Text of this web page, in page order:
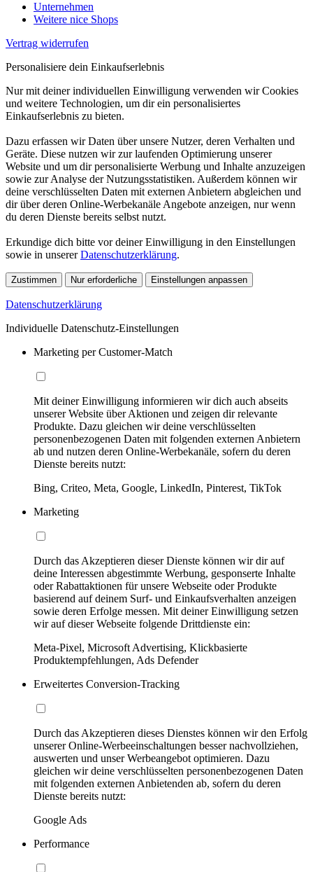
Unternehmen
Weitere nice Shops
Vertrag widerrufen
Personalisiere dein Einkaufserlebnis
Nur mit deiner individuellen Einwilligung verwenden wir Cookies
und weitere Technologien, um dir ein personalisiertes
Einkaufserlebnis zu bieten.
Dazu erfassen wir Daten über unsere Nutzer, deren Verhalten und
Geräte. Diese nutzen wir zur laufenden Optimierung unserer
Website und um dir personalisierte Werbung und Inhalte anzuzeigen
sowie zur Analyse der Nutzungsstatistiken. Außerdem können wir
deine verschlüsselten Daten mit externen Anbietern abgleichen und
dir über deren Online-Werbekanäle Angebote anzeigen, nur wenn
du deren Dienste bereits selbst nutzt.
Erkundige dich bitte vor deiner Einwilligung in den Einstellungen
sowie in unsererDatenschutzerklärung.
Zustimmen Nur erforderliche Einstellungen anpassen
Datenschutzerklärung
Individuelle Datenschutz-Einstellungen
Marketing per Customer-Match
Mit deiner Einwilligung informieren wir dich auch abseits
unserer Website über Aktionen und zeigen dir relevante
Produkte. Dazu gleichen wir deine verschlüsselten
personenbezogenen Daten mit folgenden externen Anbietern
ab und nutzen deren Online-Werbekanäle, sofern du deren
Dienste bereits nutzt:
Bing, Criteo, Meta, Google, LinkedIn, Pinterest, TikTok
Marketing
Durch das Akzeptieren dieser Dienste können wir dir auf
deine Interessen abgestimmte Werbung, gesponserte Inhalte
oder Rabattaktionen für unsere Webseite oder Produkte
basierend auf deinem Surf- und Einkaufsverhalten anzeigen
sowie deren Erfolge messen. Mit deiner Einwilligung setzen
wir auf dieser Webseite folgende Drittdienste ein:
Meta-Pixel, Microsoft Advertising, Klickbasierte
Produktempfehlungen, Ads Defender
Erweitertes Conversion-Tracking
Durch das Akzeptieren dieses Dienstes können wir den Erfolg
unserer Online-Werbeeinschaltungen besser nachvollziehen,
auswerten und unser Werbeangebot optimieren. Dazu
gleichen wir deine verschlüsselten personenbezogenen Daten
mit folgenden externen Anbietenden ab, sofern du deren
Dienste bereits nutzt:
Google Ads
Performance